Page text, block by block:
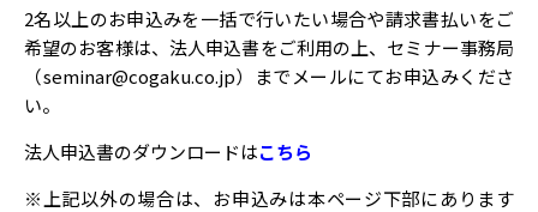
2名以上のお申込みを一括で行いたい場合や請求書払いをご
希望のお客様は、法人申込書をご利用の上、セミナー事務局
（seminar@cogaku.co.jp）までメールにてお申込みくださ
い。
法人申込書のダウンロードはこちら
※上記以外の場合は、お申込みは本ページ下部にあります